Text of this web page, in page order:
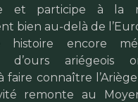
et participe à la
bien au-delà de
histoire encore
d’ours ariégeois
faire connaître
remonte au